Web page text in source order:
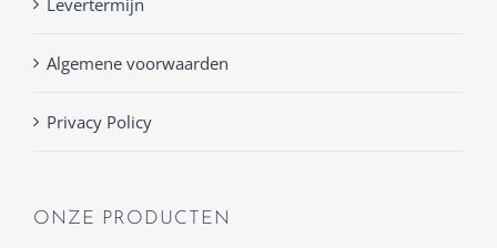
Levertermijn
Algemene voorwaarden
Privacy Policy
ONZE PRODUCTEN